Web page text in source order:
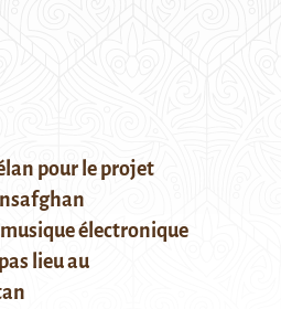
pour le projet
électronique
lieu au